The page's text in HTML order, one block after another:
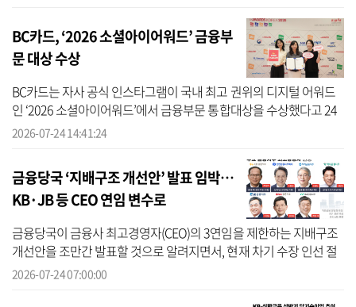
BC카드, ‘2026 소셜아이어워드’ 금융부
문 대상 수상
BC카드는 자사 공식 인스타그램이 국내 최고 권위의 디지털 어워드
인 ‘2026 소셜아이어워드’에서 금융부문 통합대상을 수상했다고 24
일 밝혔다. BC카드에 따르면 소셜아이어워드는 한국인터넷전문가협
2026-07-24 14:41:24
금융당국 ‘지배구조 개선안’ 발표 임박…
KB·JB 등 CEO 연임 변수로
금융당국이 금융사 최고경영자(CEO)의 3연임을 제한하는 지배구조
개선안을 조만간 발표할 것으로 알려지면서, 현재 차기 수장 인선 절
차를 진행 중인 금융사들에도 직·간접적인 영향을 줄 것으로 보인다.
2026-07-24 07:00:00